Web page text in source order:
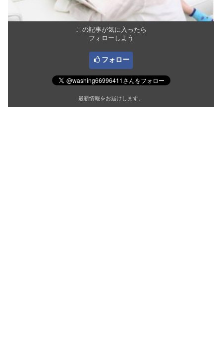
この記事が気に入ったら
フォローしよう
フォロー
最新情報をお届けします。